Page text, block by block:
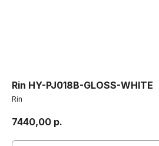
Rin HY-PJ018B-GLOSS-WHITE
Rin
7440,00 р.